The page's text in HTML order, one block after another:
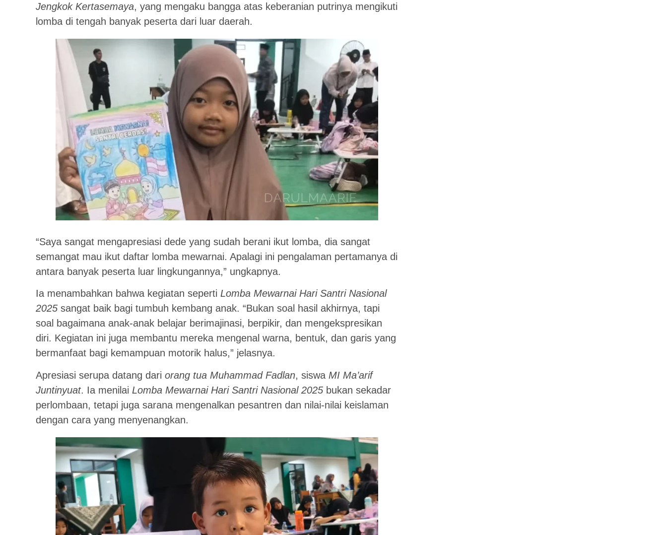
Jengkok Kertasemaya, yang mengaku bangga atas keberanian putrinya mengikuti
lomba di tengah banyak peserta dari luar daerah.
“Saya sangat mengapresiasi dede yang sudah berani ikut lomba, dia sangat
semangat mau ikut daftar lomba mewarnai. Apalagi ini pengalaman pertamanya di
antara banyak peserta luar lingkungannya,” ungkapnya.
Ia menambahkan bahwa kegiatan seperti Lomba Mewarnai Hari Santri Nasional
2025 sangat baik bagi tumbuh kembang anak. “Bukan soal hasil akhirnya, tapi
soal bagaimana anak-anak belajar berimajinasi, berpikir, dan mengekspresikan
diri. Kegiatan ini juga membantu mereka mengenal warna, bentuk, dan garis yang
bermanfaat bagi kemampuan motorik halus,” jelasnya.
Apresiasi serupa datang dari orang tua Muhammad Fadlan, siswa MI Ma’arif
Juntinyuat. Ia menilai Lomba Mewarnai Hari Santri Nasional 2025 bukan sekadar
perlombaan, tetapi juga sarana mengenalkan pesantren dan nilai-nilai keislaman
dengan cara yang menyenangkan.